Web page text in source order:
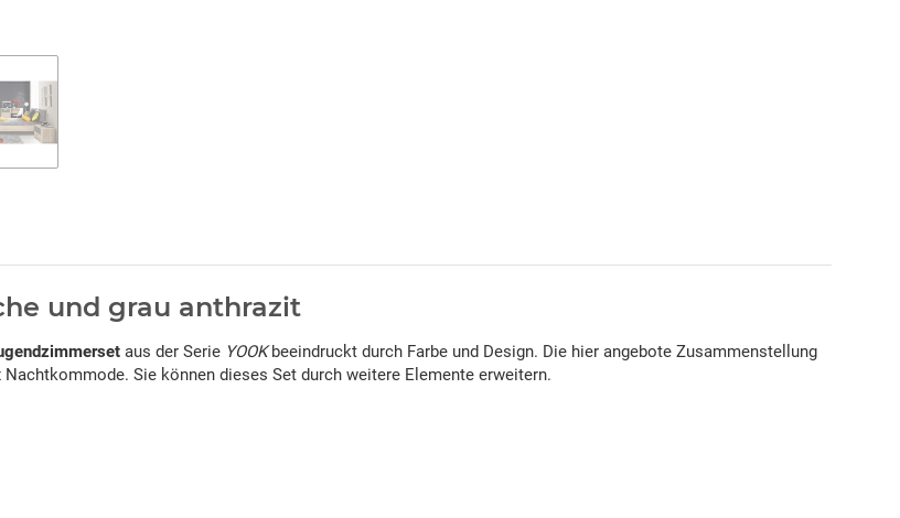
und grau anthrazit
aus der Serie YOOKbeeindruckt durch Farbe und Design. Die hier angebote Zusammenstellung
Sie können dieses Set durch weitere Elemente erweitern.